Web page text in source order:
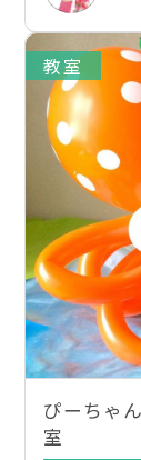
教室
ぴーちゃ
室